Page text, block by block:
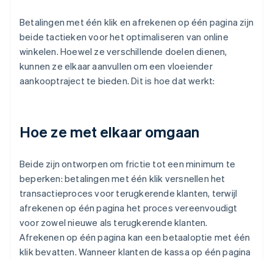
Betalingen met één klik en afrekenen op één pagina zijn
beide tactieken voor het optimaliseren van online
winkelen. Hoewel ze verschillende doelen dienen,
kunnen ze elkaar aanvullen om een vloeiender
aankooptraject te bieden. Dit is hoe dat werkt:
Hoe ze met elkaar omgaan
Beide zijn ontworpen om frictie tot een minimum te
beperken: betalingen met één klik versnellen het
transactieproces voor terugkerende klanten, terwijl
afrekenen op één pagina het proces vereenvoudigt
voor zowel nieuwe als terugkerende klanten.
Afrekenen op één pagina kan een betaaloptie met één
klik bevatten. Wanneer klanten de kassa op één pagina